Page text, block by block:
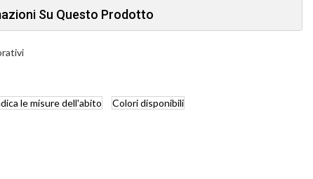
Su Questo Prodotto
le misure dell'abito Coloridisponibili